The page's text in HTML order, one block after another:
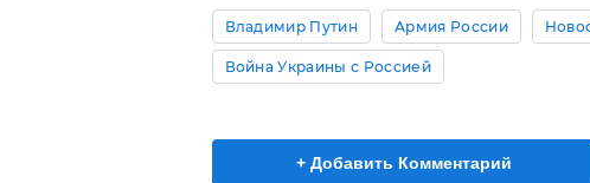
Владимир Путин Армия России
Война Украины с Россией
+ Добавить Комментарий